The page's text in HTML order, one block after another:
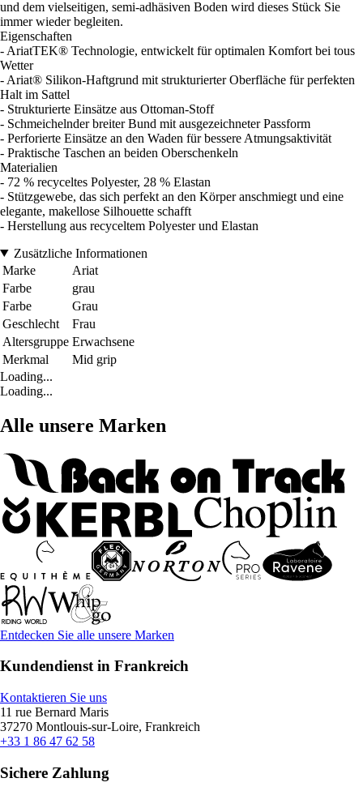
und dem vielseitigen, semi-adhäsiven Boden wird dieses Stück Sie
immer wieder begleiten.
Eigenschaften
- AriatTEK® Technologie, entwickelt für optimalen Komfort bei tous
Wetter
- Ariat® Silikon-Haftgrund mit strukturierter Oberfläche für perfekten
Halt im Sattel
- Strukturierte Einsätze aus Ottoman-Stoff
- Schmeichelnder breiter Bund mit ausgezeichneter Passform
- Perforierte Einsätze an den Waden für bessere Atmungsaktivität
- Praktische Taschen an beiden Oberschenkeln
Materialien
- 72 % recyceltes Polyester, 28 % Elastan
- Stützgewebe, das sich perfekt an den Körper anschmiegt und eine
elegante, makellose Silhouette schafft
- Herstellung aus recyceltem Polyester und Elastan
Zusätzliche Informationen
Marke
Ariat
Farbe
grau
Farbe
Grau
Geschlecht
Frau
Altersgruppe Erwachsene
Merkmal
Mid grip
Loading...
Loading...
Alle unsere Marken
Entdecken Sie alle unsere Marken
Kundendienst in Frankreich
Kontaktieren Sie uns
11 rue Bernard Maris
37270 Montlouis-sur-Loire, Frankreich
+33 1 86 47 62 58
Sichere Zahlung